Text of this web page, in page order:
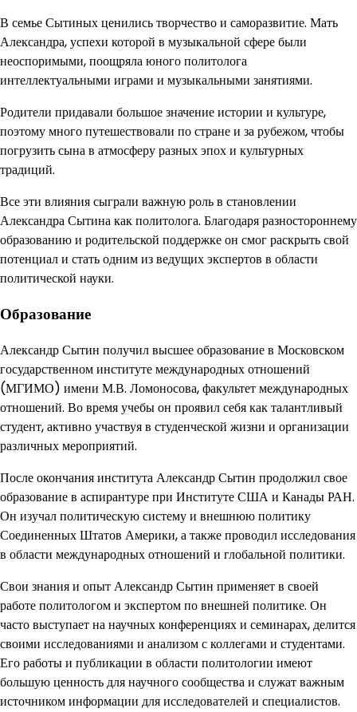
В семье Сытиных ценились творчество и саморазвитие. Мать
Александра, успехи которой в музыкальной сфере были
неоспоримыми, поощряла юного политолога
интеллектуальными играми и музыкальными занятиями.
Родители придавали большое значение истории и культуре,
поэтому много путешествовали по стране и за рубежом, чтобы
погрузить сына в атмосферу разных эпох и культурных
традиций.
Все эти влияния сыграли важную роль в становлении
Александра Сытина как политолога. Благодаря разностороннему
образованию и родительской поддержке он смог раскрыть свой
потенциал и стать одним из ведущих экспертов в области
политической науки.
Образование
Александр Сытин получил высшее образование в Московском
государственном институте международных отношений
(МГИМО) имени М.В. Ломоносова, факультет международных
отношений. Во время учебы он проявил себя как талантливый
студент, активно участвуя в студенческой жизни и организации
различных мероприятий.
После окончания института Александр Сытин продолжил свое
образование в аспирантуре при Институте США и Канады РАН.
Он изучал политическую систему и внешнюю политику
Соединенных Штатов Америки, а также проводил исследования
в области международных отношений и глобальной политики.
Свои знания и опыт Александр Сытин применяет в своей
работе политологом и экспертом по внешней политике. Он
часто выступает на научных конференциях и семинарах, делится
своими исследованиями и анализом с коллегами и студентами.
Его работы и публикации в области политологии имеют
большую ценность для научного сообщества и служат важным
источником информации для исследователей и специалистов.